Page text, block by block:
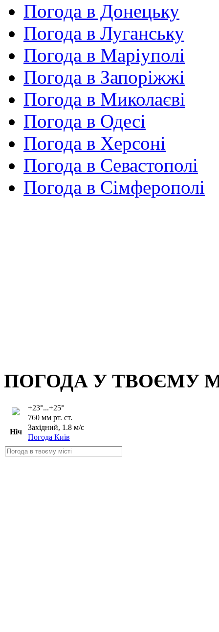
Погода в Донецьку
Погода в Луганську
Погода в Маріуполі
Погода в Запоріжжі
Погода в Миколаєві
Погода в Одесі
Погода в Херсоні
Погода в Севастополі
Погода в Сімферополі
ПОГОДА У ТВОЄМУ
+23°...+25°
760 мм рт. ст.
Західний, 1.8 м/с
Погода Київ
Ніч